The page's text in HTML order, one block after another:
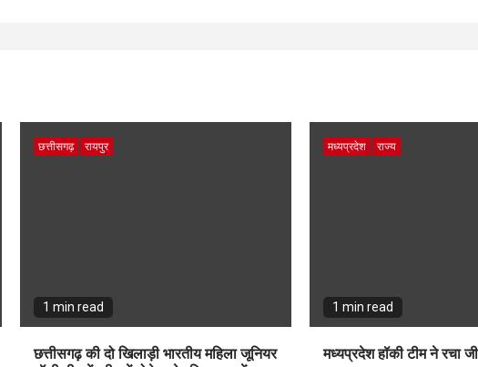
छत्तीसगढ़ रायपुर
1 min read
छत्तीसगढ़ की दो खिलाड़ी भारतीय महिला जूनियर
मध्यप्रदेश राज्य
1 min read
मध्यप्रदेश हॉकी टीम ने रचा